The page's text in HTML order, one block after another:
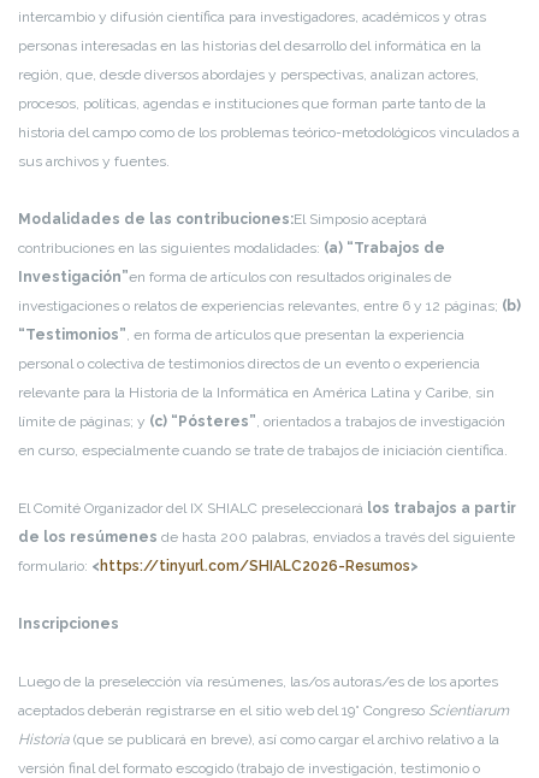
intercambio y difusión científica para investigadores, académicos y otras
personas interesadas en las historias del desarrollo del informática en la
región, que, desde diversos abordajes y perspectivas, analizan actores,
procesos, políticas, agendas e instituciones que forman parte tanto de la
historia del campo como de los problemas teórico-metodológicos vinculados a
sus archivos y fuentes.
Modalidades de las contribuciones:El Simposio aceptará
contribuciones en las siguientes modalidades: (a) “Trabajos de
Investigación”en forma de artículos con resultados originales de
investigaciones o relatos de experiencias relevantes, entre 6 y 12 páginas; (b)
“Testimonios”, en forma de artículos que presentan la experiencia
personal o colectiva de testimonios directos de un evento o experiencia
relevante para la Historia de la Informática en América Latina y Caribe, sin
límite de páginas; y (c) “Pósteres”, orientados a trabajos de investigación
en curso, especialmente cuando se trate de trabajos de iniciación científica.
El Comité Organizador del IX SHIALC preseleccionará los trabajos a partir
de los resúmenes de hasta 200 palabras, enviados a través del siguiente
formulario: < https://tinyurl.com/SHIALC2026-Resumos>
Inscripciones
Luego de la preselección vía resúmenes, las/os autoras/es de los aportes
aceptados deberán registrarse en el sitio web del 19° Congreso Scientiarum
Historia (que se publicará en breve), así como cargar el archivo relativo a la
versión final del formato escogido (trabajo de investigación, testimonio o